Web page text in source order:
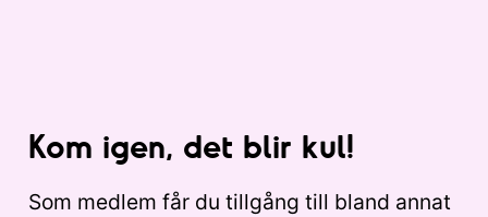
Kom igen, det blir kul!
Som medlem får du tillgång till bland annat